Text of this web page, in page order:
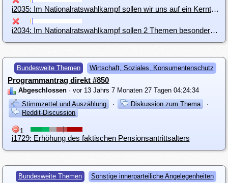
i2035: Im Nationalratswahlkampf sollen wir uns auf ein Kernthema festlegen
i2034: Im Nationalratswahlkampf sollen 2 Themen besonders hervorgehoben werden
Bundesweite Themen Wirtschaft, Soziales, Konsumentenschutz
Programmantrag direkt #850
Abgeschlossen · vor 13 Jahrs 7 Monaten 27 Tagen 04:24:34
Stimmzettel und Auszählung
· Diskussion zum Thema
·
Reddit-Discussion
1
i1729: Erhöhung des faktischen Pensionsantrittsalters
Bundesweite Themen Sonstige innerparteiliche Angelegenheiten